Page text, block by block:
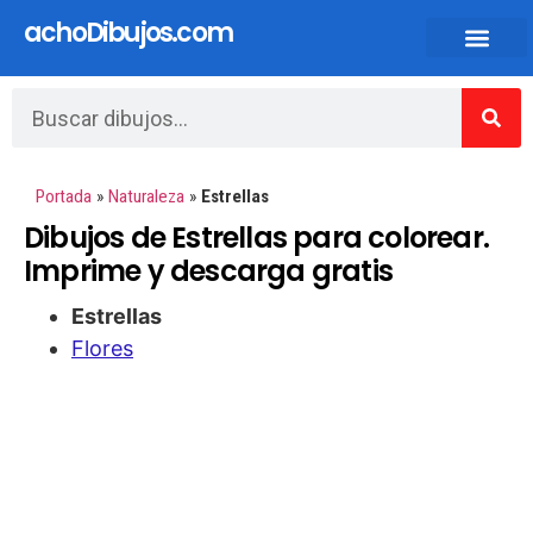
achoDibujos.com
Portada » Naturaleza » Estrellas
Dibujos de Estrellas para colorear.
Imprime y descarga gratis
Estrellas
Flores